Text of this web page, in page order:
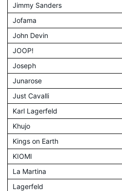
Jimmy Sanders
Jofama
John Devin
JOOP!
Joseph
Junarose
Just Cavalli
Karl Lagerfeld
Khujo
Kings on Earth
KIOMI
La Martina
Lagerfeld